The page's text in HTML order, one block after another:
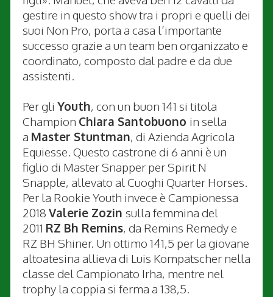
gestire in questo show tra i propri e quelli dei
suoi Non Pro, porta a casa l’importante
successo grazie a un team ben organizzato e
coordinato, composto dal padre e da due
assistenti.
Per gli Youth, con un buon 141 si titola
Champion Chiara Santobuono in sella
a Master Stuntman, di Azienda Agricola
Equiesse. Questo castrone di 6 anni è un
figlio di Master Snapper per Spirit N
Snapple, allevato al Cuoghi Quarter Horses.
Per la Rookie Youth invece è Campionessa
2018 Valerie Zozin sulla femmina del
2011 RZ Bh Remins, da Remins Remedy e
RZ BH Shiner. Un ottimo 141,5 per la giovane
altoatesina allieva di Luis Kompatscher nella
classe del Campionato Irha, mentre nel
trophy la coppia si ferma a 138,5.